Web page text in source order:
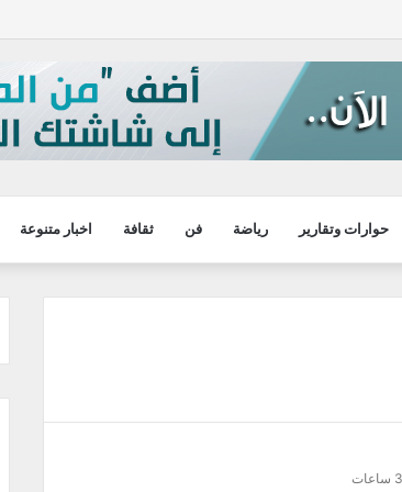
حوارات وتقارير رياضة فن ثقافة اخبار متنوعة